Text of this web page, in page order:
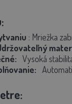
: Mriežka
Vysoká